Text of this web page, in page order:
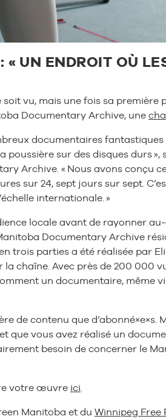
UN ENDROIT OÙ
vu, mais une fois sa
Documentary Archive, une
documentaires
sur des disques durs
Archive. « Nous avons conçu
sur 24, sept jours sur sept.
internationale. »
locale avant de rayonner
Documentary Archive
trois parties a été réalisée par
la chaîne. Avec près de 200 000
un documentaire, même
de contenu que
que vous avez réalisé un
besoin de concerner le
votre œuvre ici.
Manitoba et du Winnipeg Free